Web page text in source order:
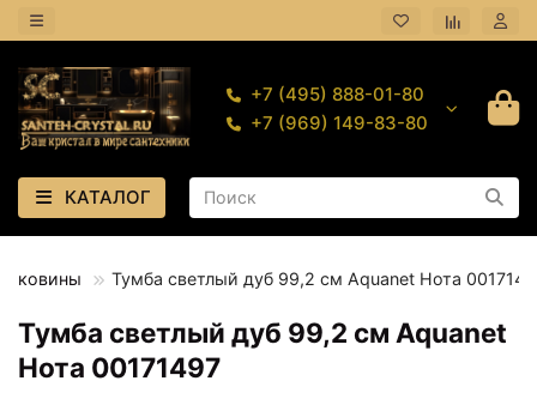
+7 (495) 888-01-80
+7 (969) 149-83-80
КАТАЛОГ
Тумба светлый дуб 99,2 см Aquanet Нота
Тумба светлый дуб 99,2 см Aquanet
Нота 00171497